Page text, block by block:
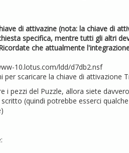
di attivazine (nota: la chiave di
specifica, mentre tutti gli altri
che attualmente
10.lotus.com/ldd/d7db2.nsf
per scaricare la chiave di attivazione
i pezzi del Puzzle, allora siete
(quindi potrebbe esserci